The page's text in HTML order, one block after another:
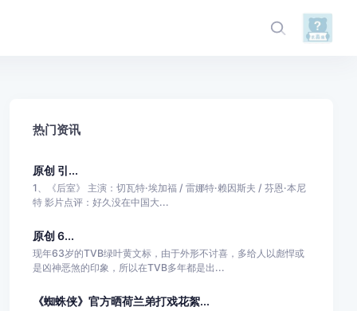
热门资讯
原创 引...
1、《后室》 主演：切瓦特·埃加福 / 雷娜特·赖因斯夫 / 芬恩·本尼
特 影片点评：好久没在中国大...
原创 6...
现年63岁的TVB绿叶黄文标，由于外形不讨喜，多给人以彪悍或
是凶神恶煞的印象，所以在TVB多年都是出...
《蜘蛛侠》官方晒荷兰弟打戏花絮...